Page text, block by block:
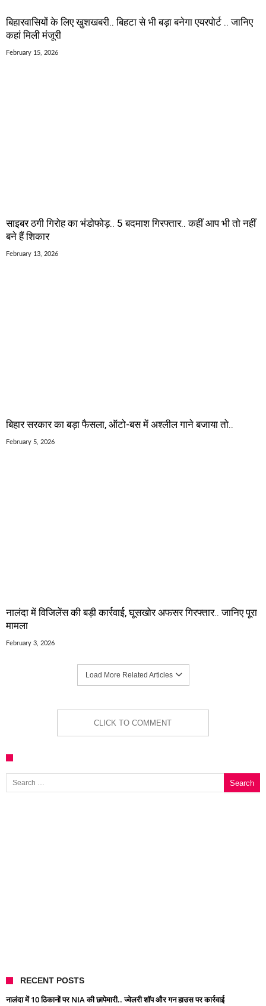
बिहारवासियों के लिए खुशखबरी.. बिहटा से भी बड़ा बनेगा एयरपोर्ट .. जानिए
कहां मिली मंजूरी
February 15, 2026
साइबर ठगी गिरोह का भंडोफोड़.. 5 बदमाश गिरफ्तार.. कहीं आप भी तो नहीं
बने हैं शिकार
February 13, 2026
बिहार सरकार का बड़ा फैसला, ऑटो-बस में अश्लील गाने बजाया तो..
February 5, 2026
नालंदा में विजिलेंस की बड़ी कार्रवाई, घूसखोर अफसर गिरफ्तार.. जानिए पूरा
मामला
February 3, 2026
Load More Related Articles
CLICK TO COMMENT
Search for:
RECENT POSTS
नालंदा में 10 ठिकानों पर NIA की छापेमारी.. ज्वेलरी शॉप और गन हाउस पर कार्रवाई